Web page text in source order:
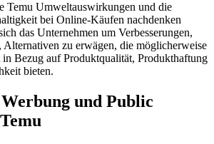
Temu Umweltauswirkungen und die
bei Online-Käufen nachdenken
das Unternehmen um Verbesserungen,
zu erwägen, die möglicherweise
in Bezug auf Produktqualität, Produkthaftung
bieten.
und Public